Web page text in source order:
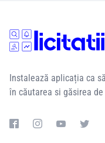
Instalează aplicația ca
în căutarea si găsirea